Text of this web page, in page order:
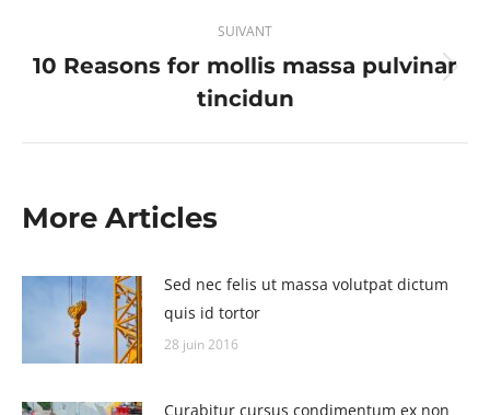
article
SUIVANT
Article
suivant
:
10 Reasons for mollis massa pulvinar
tincidun
More Articles
Sed nec felis ut massa volutpat dictum
quis id tortor
28 juin 2016
Curabitur cursus condimentum ex non